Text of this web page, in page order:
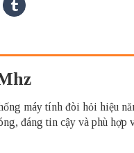
máy tính đòi hỏi hiệu
đáng tin cậy và phù hợp